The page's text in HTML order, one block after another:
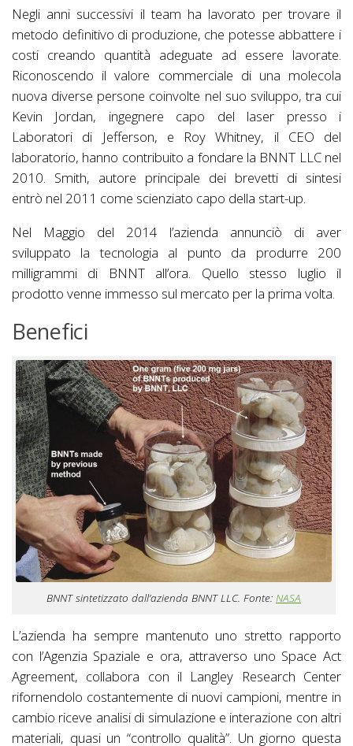
Negli anni successivi il team ha lavorato per trovare il
metodo definitivo di produzione, che potesse abbattere i
costi creando quantità adeguate ad essere lavorate.
Riconoscendo il valore commerciale di una molecola
nuova diverse persone coinvolte nel suo sviluppo, tra cui
Kevin Jordan, ingegnere capo del laser presso i
Laboratori di Jefferson, e Roy Whitney, il CEO del
laboratorio, hanno contribuito a fondare la BNNT LLC nel
2010. Smith, autore principale dei brevetti di sintesi
entrò nel 2011 come scienziato capo della start-up.
Nel Maggio del 2014 l’azienda annunciò di aver
sviluppato la tecnologia al punto da produrre 200
milligrammi di BNNT all’ora. Quello stesso luglio il
prodotto venne immesso sul mercato per la prima volta.
Benefici
BNNT sintetizzato dall’azienda BNNT LLC. Fonte: NASA
L’azienda ha sempre mantenuto uno stretto rapporto
con l’Agenzia Spaziale e ora, attraverso uno Space Act
Agreement, collabora con il Langley Research Center
rifornendolo costantemente di nuovi campioni, mentre in
cambio riceve analisi di simulazione e interazione con altri
materiali, quasi un “controllo qualità”. Un giorno questa